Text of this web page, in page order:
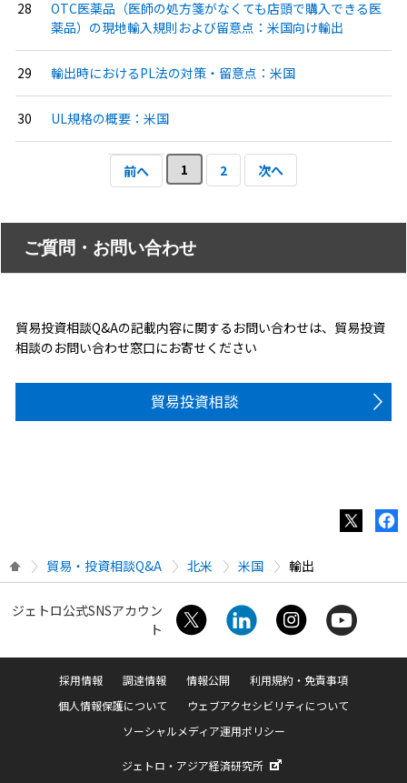
OTC医薬品（医師の処方箋がなくても店頭で購入できる医
薬品）の現地輸入規則および留意点：米国向け輸出
輸出時におけるPL法の対策・留意点：米国
UL規格の概要：米国
前へ 1 2 次へ
ご質問・お問い合わせ
貿易投資相談Q&Aの記載内容に関するお問い合わせは、貿易投資
相談のお問い合わせ窓口にお寄せください
貿易投資相談
貿易・投資相談Q&A 北米 米国 輸出
ジェトロ公式SNSアカウン
ト
採用情報 調達情報 情報公開
利用規約・免責事項
個人情報保護について
ウェブアクセシビリティについて
ソーシャルメディア運用ポリシー
ジェトロ・アジア経済研究所